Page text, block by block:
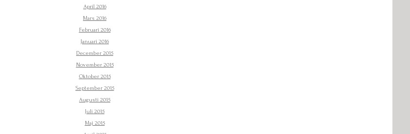
April 2016
Mars 2016
Februari 2016
Januari 2016
December 2015
November 2015
Oktober 2015
September 2015
Augusti 2015
Juli 2015
Maj 2015